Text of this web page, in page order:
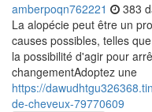
amberpoqn762221 383
La alopécie peut être un
causes possibles, telles
la possibilité d'agir pour
changementAdoptez une
https://
de-cheveux-79770609